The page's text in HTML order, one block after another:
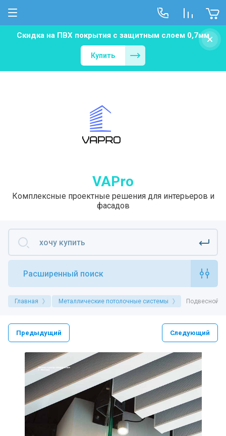
Новости
Скидка на ПВХ покрытия с защитным слоем 0,7мм
Купить
VAPro
Комплексные проектные решения для интерьеров и
фасадов
Расширенный поиск
Главная Металлические потолочные системы Подвесной
Предыдущий Следующий